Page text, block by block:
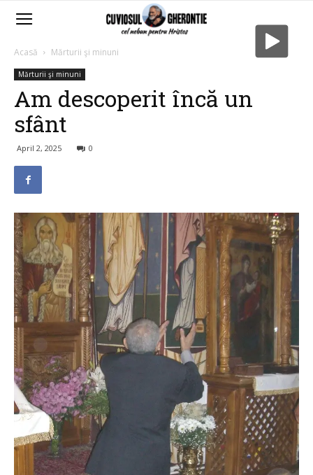
Acasă Mărturii şi minuni
Mărturii şi minuni
Am descoperit încă un
sfânt
April 2, 2025 0